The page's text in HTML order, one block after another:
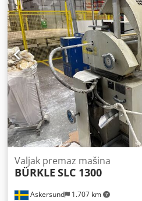
Askersund 1.707 km
Valjak premaz mašina
BÜRKLE SLC 1300